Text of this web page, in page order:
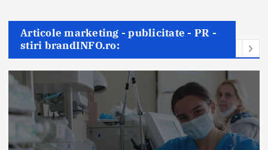
Articole marketing - publicitate - PR -
stiri brandINFO.ro: